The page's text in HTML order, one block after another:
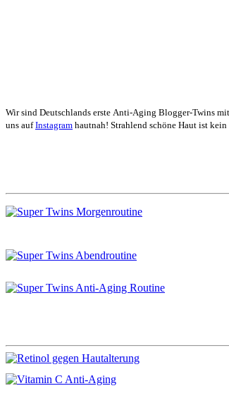
Wir sind Deutschlands erste Anti-Aging Blogger-Twins
uns aufInstagram hautnah! Strahlend schöne Haut ist